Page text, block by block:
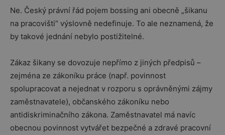
Ne. Český právní řád pojem bossing ani obecně „šikanu
na pracovišti“ výslovně nedefinuje. To ale neznamená, že
by takové jednání nebylo postižitelné.
Zákaz šikany se dovozuje nepřímo z jiných předpisů –
zejména ze zákoníku práce (např. povinnost
spolupracovat a nejednat v rozporu s oprávněnými zájmy
zaměstnavatele), občanského zákoníku nebo
antidiskriminačního zákona. Zaměstnavatel má navíc
obecnou povinnost vytvářet bezpečné a zdravé pracovní